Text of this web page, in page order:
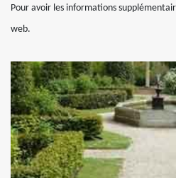
Pour avoir les informations
web.